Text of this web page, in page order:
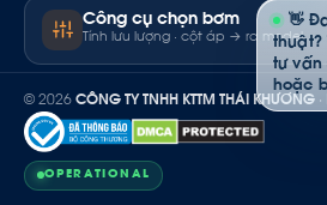
Công cụ chọn bơm
Tính lưu lượng · cột áp → ra model
© 2026 CÔNG TY TNHH KTTM THÁI KHƯƠNG
OPERATIONAL
👋
thuật?
tư vấn
hoặc